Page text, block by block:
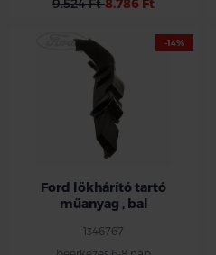
9.524 Ft8.786 Ft
-14%
Ford lökhárító tartó
műanyag , bal
1346767